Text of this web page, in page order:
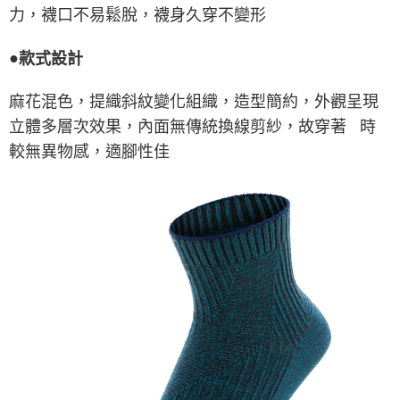
力，襪口不易鬆脫，襪身久穿不變形
●款式設計
麻花混色，提織斜紋變化組織，造型簡約，外觀呈現
立體多層次效果，內面無傳統換線剪紗，故穿著 時
較無異物感，適腳性佳